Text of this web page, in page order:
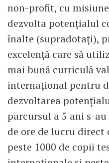
non-profit, cu
dezvolta potenţialul
înalte (supradotaţi),
excelență care să
mai bună curriculă
internaţional pentru
dezvoltarea
parcursul a 5 ani s-
de ore de lucru
peste 1000 de copii